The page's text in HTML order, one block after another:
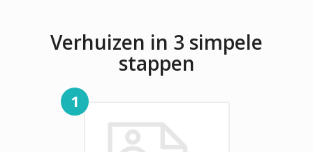
Verhuizen in 3 simpele
stappen
1